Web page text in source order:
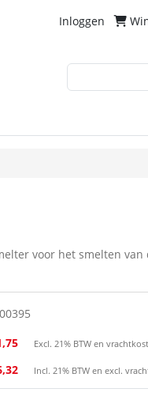
Inloggen
voor het smelten
Excl. 21% BTW en
Incl. 21% BTW en excl.